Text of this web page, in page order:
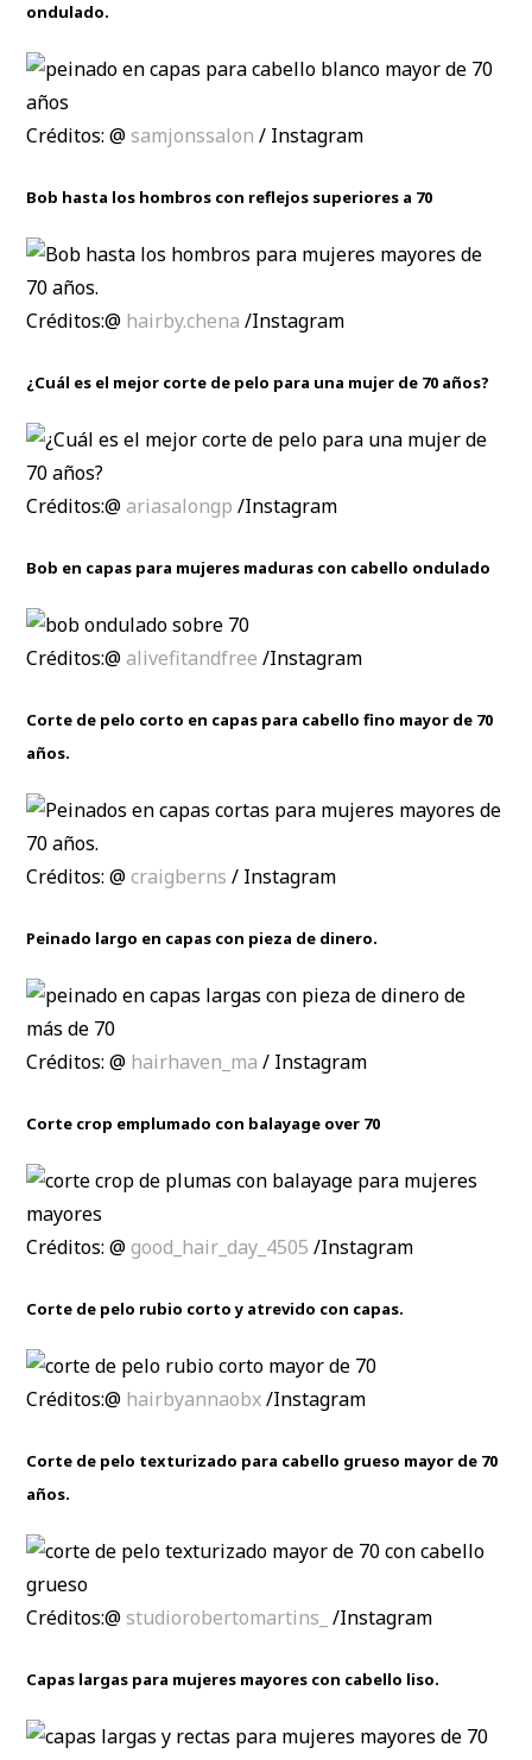
ondulado.
Créditos: @samjonssalon / Instagram
Bob hasta los hombros con reflejos superiores a 70
Créditos:@ hairby.chena /Instagram
¿Cuál es el mejor corte de pelo para una mujer de 70 años?
Créditos:@ariasalongp /Instagram
Bob en capas para mujeres maduras con cabello ondulado
Créditos:@alivefitandfree /Instagram
Corte de pelo corto en capas para cabello fino mayor de 70
años.
Créditos: @craigberns / Instagram
Peinado largo en capas con pieza de dinero.
Créditos: @ hairhaven_ma / Instagram
Corte crop emplumado con balayage over 70
Créditos: @good_hair_day_4505 /Instagram
Corte de pelo rubio corto y atrevido con capas.
Créditos:@ hairbyannaobx/Instagram
Corte de pelo texturizado para cabello grueso mayor de 70
años.
Créditos:@studiorobertomartins_ /Instagram
Capas largas para mujeres mayores con cabello liso.